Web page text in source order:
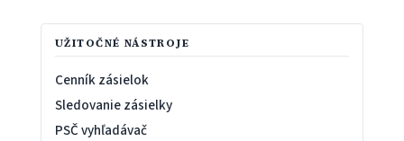
UŽITOČNÉ NÁSTROJE
Cenník zásielok
Sledovanie zásielky
PSČ vyhľadávač